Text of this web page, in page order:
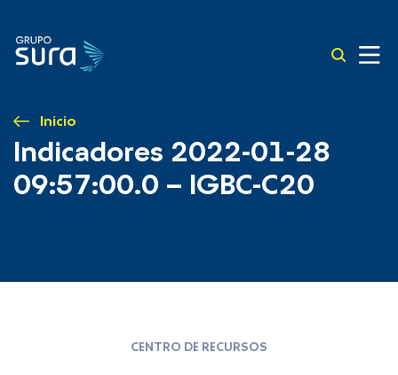
Inicio
Indicadores 2022-01-28
09:57:00.0 – IGBC-C20
CENTRO DE RECURSOS